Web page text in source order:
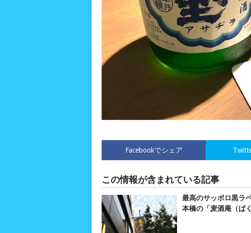
Facebookでシェア
この情報が含まれている記事
最高のサッポロ黒ラ
本橋の「麦酒庵（ば